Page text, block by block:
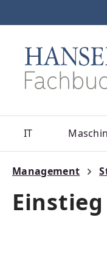
Zur
IT
Management